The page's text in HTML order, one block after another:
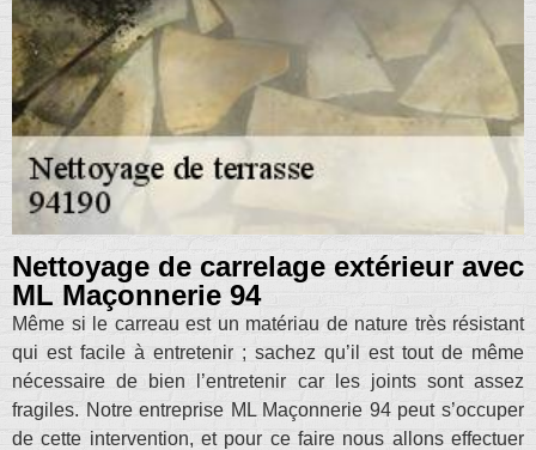
Nettoyage de carrelage extérieur avec
ML Maçonnerie 94
Même si le carreau est un matériau de nature très résistant
qui est facile à entretenir ; sachez qu’il est tout de même
nécessaire de bien l’entretenir car les joints sont assez
fragiles. Notre entreprise ML Maçonnerie 94 peut s’occuper
de cette intervention, et pour ce faire nous allons effectuer